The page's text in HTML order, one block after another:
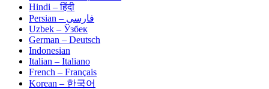
Hindi – हिंदी
Persian – فارسی
Uzbek – Ўзбек
German – Deutsch
Indonesian
Italian – Italiano
French – Français
Korean – 한국어